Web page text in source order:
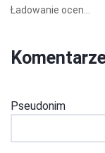
Ładowanie ocen...
Pseudonim